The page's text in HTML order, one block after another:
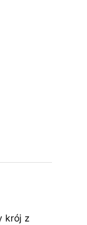
krój z